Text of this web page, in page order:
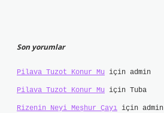
Son yorumlar
Pilava Tuzot Konur Mu için admin
Pilava Tuzot Konur Mu için Tuba
Rizenin Neyi Meşhur Çayı için admin